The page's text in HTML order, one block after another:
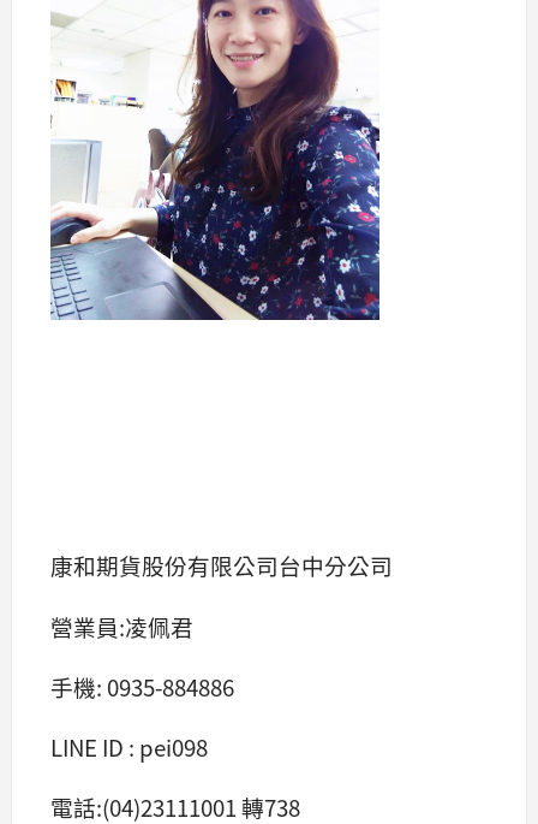
康和期貨股份有限公司台中分公司
營業員:凌佩君
手機: 0935-884886
LINE ID : pei098
電話:(04)23111001 轉738